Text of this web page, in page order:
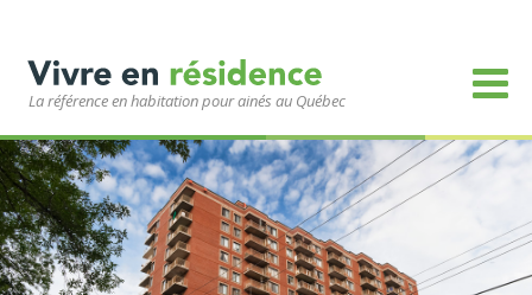
La référence en habitation pour ainés au Québec